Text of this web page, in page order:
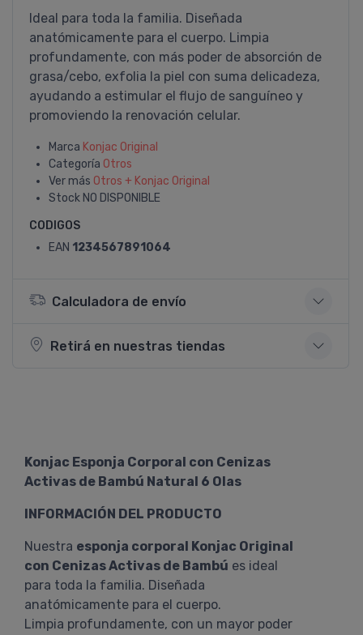
Ideal para toda la familia. Diseñada
anatómicamente para el cuerpo. Limpia
profundamente, con más poder de absorción de
grasa/cebo, exfolia la piel con suma delicadeza,
ayudando a estimular el flujo de sanguí­neo y
promoviendo la renovación celular.
Marca Konjac Original
Categoría Otros
Ver más Otros + Konjac Original
Stock NO DISPONIBLE
CODIGOS
EAN 1234567891064
Calculadora de envío
Retirá en nuestras tiendas
Konjac Esponja Corporal con Cenizas
Activas de Bambú Natural 6 Olas
INFORMACIÓN DEL PRODUCTO
Nuestra esponja corporal Konjac Original
con Cenizas Activas de Bambú es ideal
para toda la familia. Diseñada
anatómicamente para el cuerpo.
Limpia profundamente, con un mayor poder